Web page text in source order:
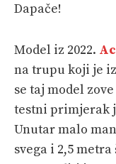
Dapače!
Model iz 2022.
na trupu koji je
se taj model zove
testni primjerak
Unutar malo
svega i 2,5